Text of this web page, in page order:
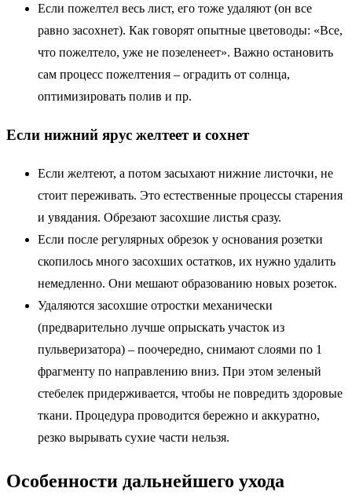
Если пожелтел весь лист, его тоже удаляют (он все
равно засохнет). Как говорят опытные цветоводы: «Все,
что пожелтело, уже не позеленеет». Важно остановить
сам процесс пожелтения – оградить от солнца,
оптимизировать полив и пр.
Если нижний ярус желтеет и сохнет
Если желтеют, а потом засыхают нижние листочки, не
стоит переживать. Это естественные процессы старения
и увядания. Обрезают засохшие листья сразу.
Если после регулярных обрезок у основания розетки
скопилось много засохших остатков, их нужно удалить
немедленно. Они мешают образованию новых розеток.
Удаляются засохшие отростки механически
(предварительно лучше опрыскать участок из
пульверизатора) – поочередно, снимают слоями по 1
фрагменту по направлению вниз. При этом зеленый
стебелек придерживается, чтобы не повредить здоровые
ткани. Процедура проводится бережно и аккуратно,
резко вырывать сухие части нельзя.
Особенности дальнейшего ухода